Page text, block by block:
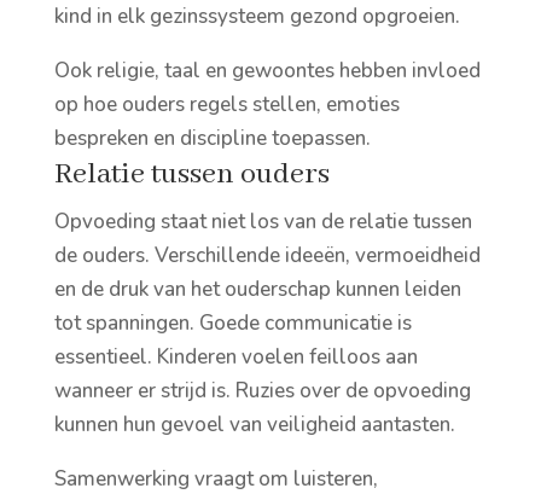
kind in elk gezinssysteem gezond opgroeien.
Ook religie, taal en gewoontes hebben invloed
op hoe ouders regels stellen, emoties
bespreken en discipline toepassen.
Relatie tussen ouders
Opvoeding staat niet los van de relatie tussen
de ouders. Verschillende ideeën, vermoeidheid
en de druk van het ouderschap kunnen leiden
tot spanningen. Goede communicatie is
essentieel. Kinderen voelen feilloos aan
wanneer er strijd is. Ruzies over de opvoeding
kunnen hun gevoel van veiligheid aantasten.
Samenwerking vraagt om luisteren,